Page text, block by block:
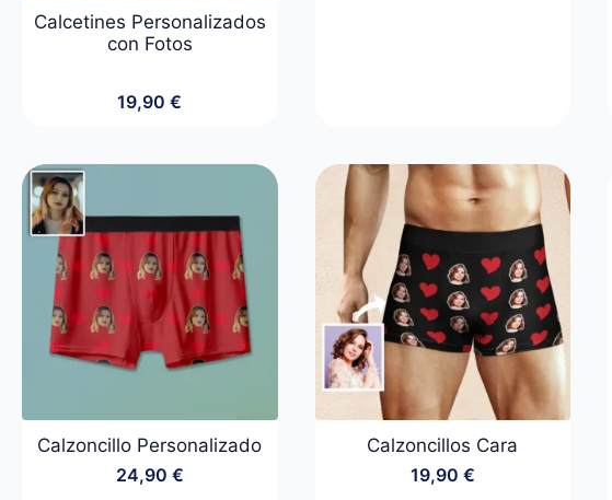
Calcetines Personalizados
con Fotos
19,90€
Calzoncillo Personalizado
24,90 €
Calzoncillos Cara
19,90 €